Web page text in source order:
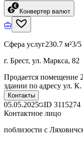
Конвертер валют
Сфера услуг230.7 м²3/5
г. Брест, ул. Маркса, 82
Продается помещение
здании по адресу ул.
Контакты
05.05.2025 ID 3115274
Контактное лицо
поблизости с